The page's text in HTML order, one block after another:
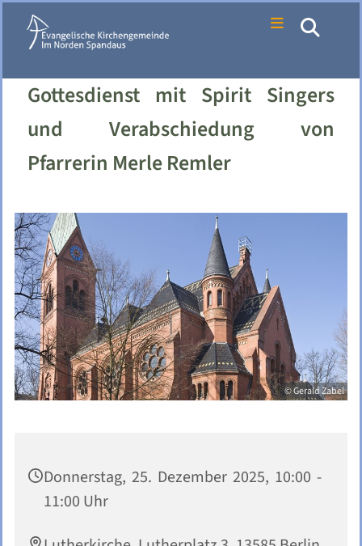
Gottesdienst mit Spirit Singers
und Verabschiedung von
Pfarrerin Merle Remler
© Gerald Zabel
Donnerstag, 25. Dezember 2025, 10:00 -
11:00 Uhr